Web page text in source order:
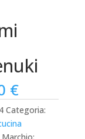
€
Categoria: